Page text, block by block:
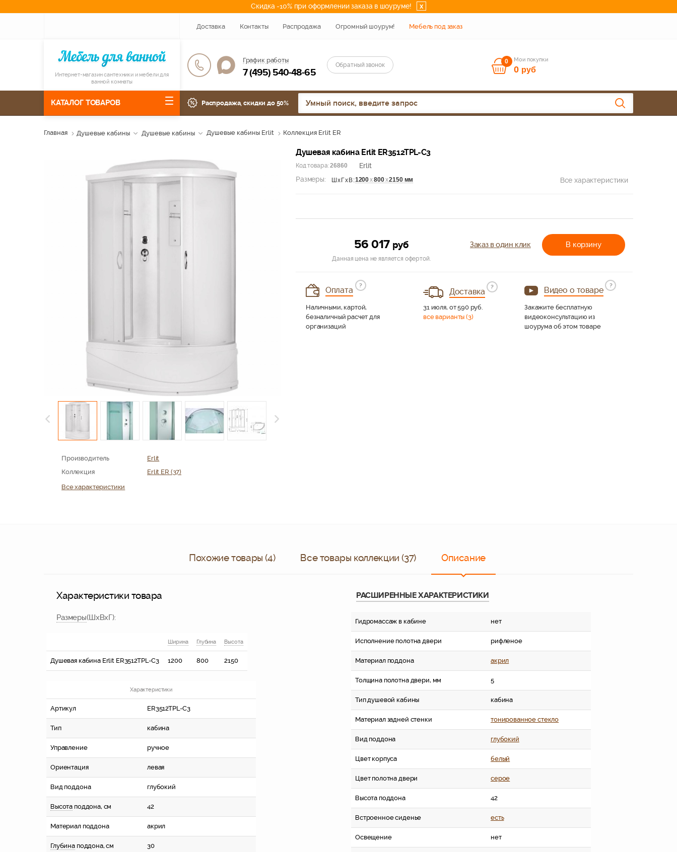
Скидка -10% при оформлении заказа в шоуруме! x
Доставка Контакты Распродажа Огромный шоурум! Мебель под заказ
Интернет-магазин сантехники и мебели для
ванной комнаты
График работы
7 (495) 540-48-65
Обратный звонок 0 Мои покупки
0 руб
КАТАЛОГ ТОВАРОВ Распродажа, скидки до 50%
Главная Душевые кабины Душевые кабины Душевые кабины Erlit Коллекция Erlit ER
Душевая кабина Erlit ER3512TPL-C3
Код товара: 26860
Erlit
Размеры:
ШхГхВ:1200х800х2150 мм Все характеристики
Производитель
Erlit
Коллекция
Erlit ER (37)
Все характеристики
56 017 руб В корзину
Заказ в один клик
Данная цена не является офертой.
Оплата
?
Наличными, картой,
безналичный расчет для
организаций
Доставка
?
31 июля, от 590 руб.
все варианты (3)
Видео о товаре
?
Закажите бесплатную
видеоконсультацию из
шоурума об этом товаре
Похожие товары (4) Все товары коллекции (37) Описание
Характеристики товара
Размеры(ШхВхГ):
Ширина Глубина Высота
Душевая кабина Erlit ER3512TPL-C3 1200 800 2150
Характеристики
Артикул ER3512TPL-C3
Тип кабина
Управление ручное
Ориентация левая
Вид поддона глубокий
Высота поддона, см 42
Материал поддона акрил
Глубинаподдона, см 30
РАСШИРЕННЫЕ ХАРАКТЕРИСТИКИ
Гидромассаж в кабине нет
Исполнение полотна двери рифленое
Материал поддона акрил
Толщина полотна двери, мм 5
Тип душевой кабины кабина
Материал задней стенки тонированное стекло
Вид поддона глубокий
Цвет корпуса белый
Цвет полотна двери серое
Высота поддона 42
Встроенное сиденье есть
Освещение нет